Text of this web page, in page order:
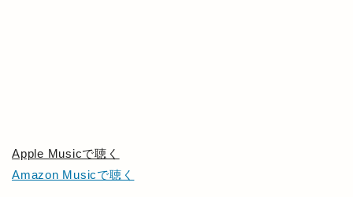
Apple Musicで聴く
Amazon Musicで聴く